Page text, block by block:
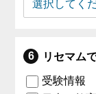
リセマム
受験情報